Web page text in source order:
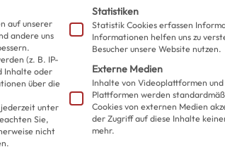
Dank
Fransen-
2010 called…
auf unserer
andere uns
(z. B. IP-
Inhalte oder
über die
jederzeit unter
Sie,
nicht
Statistiken
Statistik Cookies erfassen
Informationen helfen uns zu
Besucher unsere Website nutzen.
Externe Medien
Inhalte von Videoplattformen
Plattformen werden
Cookies von externen Medien
der Zugriff auf diese Inhalte
mehr.